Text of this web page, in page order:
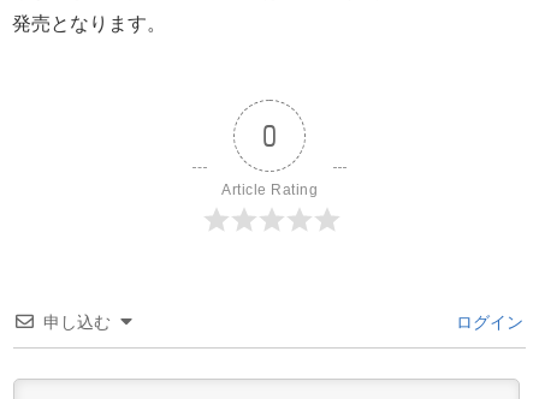
発売となります。
0
Article Rating
申し込む ログイン